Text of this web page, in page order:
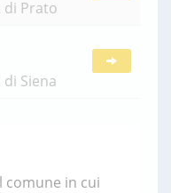
Prato
Siena
comune in cui